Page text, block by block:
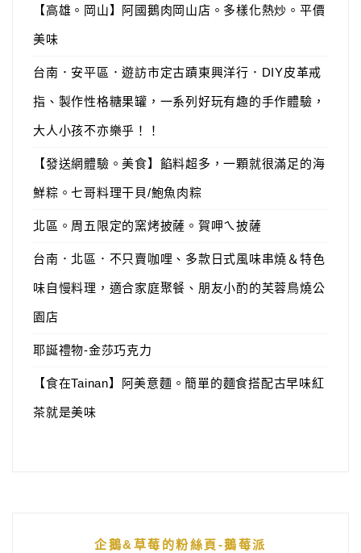
【高雄。岡山】阿國鵝肉岡山店。多樣化熱炒。平價
美味
台南．安平區．遊訪市定古蹟東興洋行．DIY皮革戒
指、製作性格糖果罐，一系列好玩有趣的手作體驗，
大人小孩不亦樂乎！！
【發送網體驗。美食】餡料超多，一顆就很滿足的海
鮮粽。七哥料理干貝/鮑魚肉粽
北區。周五限定的窯烤披薩。賀呷ㄟ披薩
台南．北區．不只賣咖哩、多款日式風味串燒＆特色
味自慢料理，適合家庭聚餐、朋友小酌的芙蓉鳥燒公
園店
耶誕禮物-金莎巧克力
【食在Tainan】阿美意麵。簡單的麵食搭配古早味紅
茶就是美味
企鵝&草莓的粉絲頁-鵝莓派